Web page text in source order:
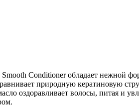
Conditioner обладает нежной
природную кератиновую
оздоравливает волосы, питая и